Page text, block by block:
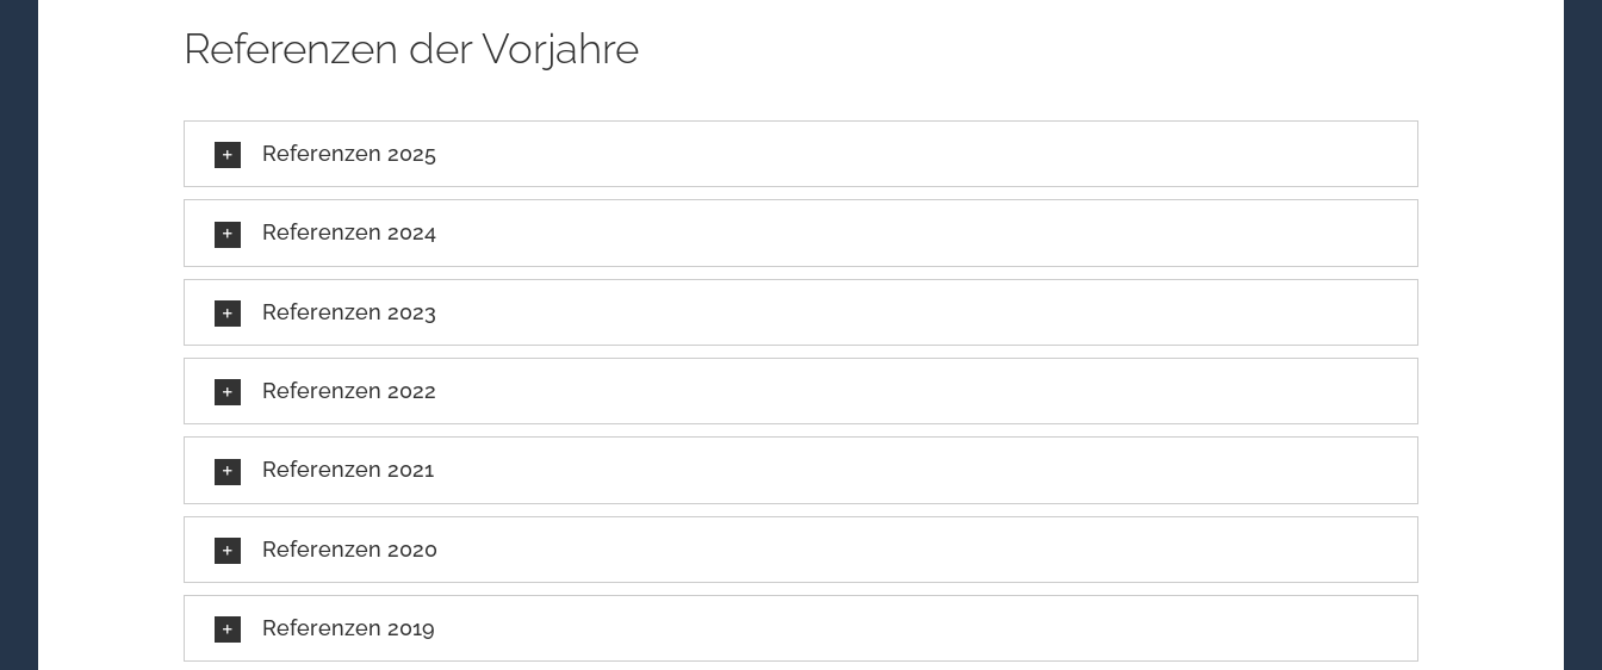
Referenzen der Vorjahre
Referenzen 2025
Referenzen 2024
Referenzen 2023
Referenzen 2022
Referenzen 2021
Referenzen 2020
Referenzen 2019